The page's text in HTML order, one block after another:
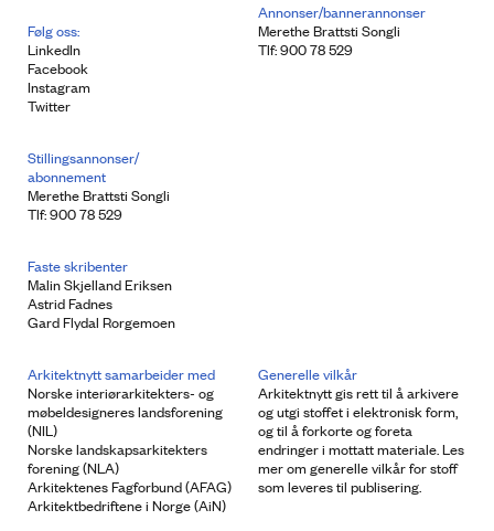
Følg oss:
LinkedIn
Facebook
Instagram
Twitter
Annonser/bannerannonser
Merethe Brattsti Songli
Tlf: 900 78 529
Stillingsannonser/
abonnement
Merethe Brattsti Songli
Tlf: 900 78 529
Faste skribenter
Malin Skjelland Eriksen
Astrid Fadnes
Gard Flydal Rorgemoen
Arkitektnytt samarbeider med
Norske interiørarkitekters- og
møbeldesigneres landsforening
(NIL)
Norske landskapsarkitekters
forening (NLA)
Arkitektenes Fagforbund (AFAG)
Arkitektbedriftene i Norge (AiN)
Generelle vilkår
Arkitektnytt gis rett til å arkivere
og utgi stoffet i elektronisk form,
og til å forkorte og foreta
endringer i mottatt materiale. Les
mer om generelle vilkår for stoff
som leveres til publisering.